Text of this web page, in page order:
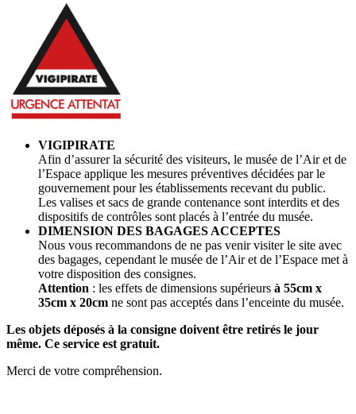
VIGIPIRATE
Afin d’assurer la sécurité des visiteurs, le musée de l’Air et de
l’Espace applique les mesures préventives décidées par le
gouvernement pour les établissements recevant du public.
Les valises et sacs de grande contenance sont interdits et des
dispositifs de contrôles sont placés à l’entrée du musée.
DIMENSION DES BAGAGES ACCEPTES
Nous vous recommandons de ne pas venir visiter le site avec
des bagages, cependant le musée de l’Air et de l’Espace met à
votre disposition des consignes.
Attention : les effets de dimensions supérieurs à 55cm x
35cm x 20cm ne sont pas acceptés dans l’enceinte du musée.
Les objets déposés à la consigne doivent être retirés le jour
même. Ce service est gratuit.
Merci de votre compréhension.